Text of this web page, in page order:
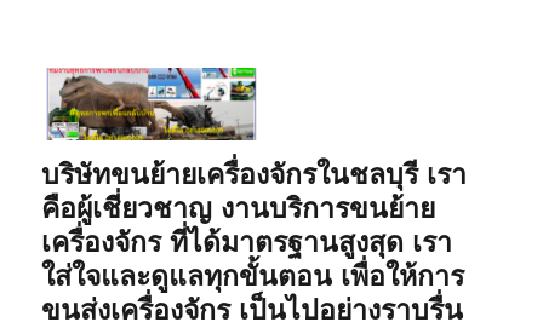
บริษัทขนย้ายเครื่องจักรในชลบุรี เรา
คือผู้เชี่ยวชาญ งานบริการขนย้าย
เครื่องจักร ที่ได้มาตรฐานสูงสุด เรา
ใส่ใจและดูแลทุกขั้นตอน เพื่อให้การ
ขนส่งเครื่องจักร เป็นไปอย่างราบรื่น